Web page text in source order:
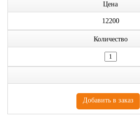
Цена
12200
Количество